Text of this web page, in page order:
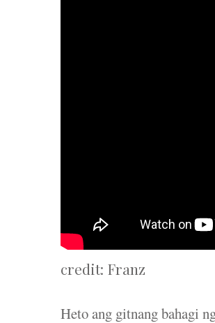
credit: Franz
Heto ang gitnang bahagi